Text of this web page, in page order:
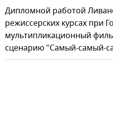
Дипломной работой
режиссерских курсах при
мультипликационный
сценарию "Самый-самый-